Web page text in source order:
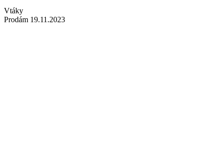
Vtáky
Prodám 19.11.2023